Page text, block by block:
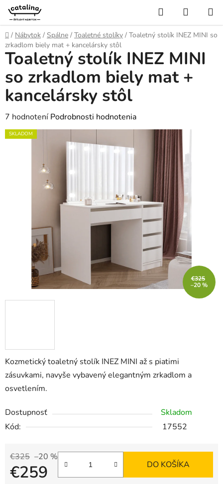
Prejsť
obsah
Hľadať
KOŠÍK
Domov
/ Nábytok / Spálne / Toaletné stolíky / Toaletný stolík INEZ MINI so
zrkadlom biely mat + kancelársky stôl
Kozmetický toaletný stolík INEZ MINI až s piatimi
zásuvkami, navyše vybavený elegantným zrkadlom a
osvetlením.
Dostupnosť
Skladom
Kód:
17552
€325 –20 %
€259 DO KOŠÍKA
Toaletný stolík INEZ MINI
so zrkadlom biely mat +
kancelársky stôl
Priemerné
hodnotenie
7 hodnotení Podrobnosti hodnotenia
SKLADOM
€325
–20 %